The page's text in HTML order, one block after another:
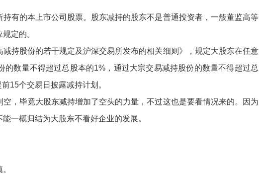
有的本上市公司股票。股东减持的股东不是普通投资者，一般董监高等
定的。
持股份的若干规定及沪深交易所发布的相关细则》，规定大股东在任意
的数量不得超过总股本的1%，通过大宗交易减持股份的数量不得超过总
15个交易日披露减持计划。
，毕竟大股东减持增加了空头的力量，不过这也是要看情况来的。因为
一概归结为大股东不看好企业的发展。